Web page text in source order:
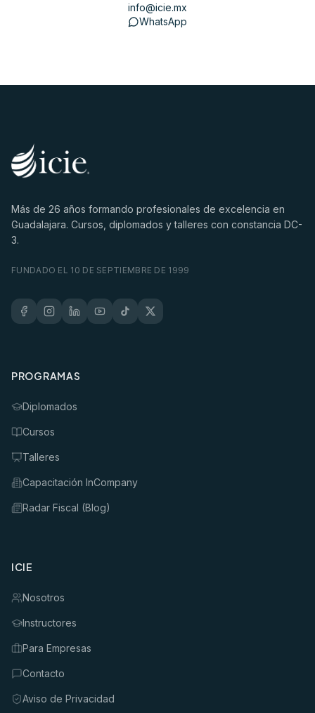
info@icie.mx
WhatsApp
Más de 26 años formando profesionales de excelencia en
Guadalajara. Cursos, diplomados y talleres con constancia DC-
3.
FUNDADO EL 10 DE SEPTIEMBRE DE 1999
PROGRAMAS
Diplomados
Cursos
Talleres
Capacitación InCompany
Radar Fiscal (Blog)
ICIE
Nosotros
Instructores
Para Empresas
Contacto
Aviso de Privacidad